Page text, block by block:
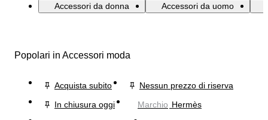
Accessori da donna Accessori da uomo
Popolari in Accessori moda
Acquista subito
Nessun prezzo di riserva
In chiusura oggi
Marchio Hermès